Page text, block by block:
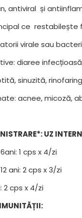
antiviral și
ce
virale sau
diaree
sinuzită,
acnee, micoză,
UZ INTERN
1 cps x 4/zi
ani: 2 cps x 3/zi
2 cps x 4/zi